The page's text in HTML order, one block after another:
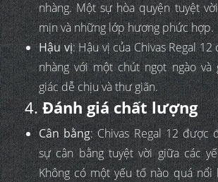
nhàng. Một sự hòa quyện tuyệt
mịn và những lớp hương phức hợp.
Hậu vị: Hậu vị của Chivas Regal
nhàng với một chút ngọt ngào và
giác dễ chịu và thư giãn.
4.Đánh giá chất lượng
Cân bằng: Chivas Regal 12 được
sự cân bằng tuyệt vời giữa các
Không có một yếu tố nào quá nổi